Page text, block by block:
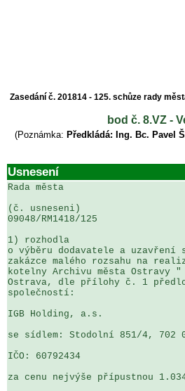
Zasedání č. 201814 - 125. schůze rady
bod č. 8.VZ -
(Poznámka: Předkládá: Ing. Bc. Pavel
Usnesení
Rada města
(č. usneseni)
09048/RM1418/125
1) rozhodla
o výběru dodavatele a uzavření
zakázce malého rozsahu na
kotelny Archivu města Ostravy
Ostrava, dle přílohy č. 1
společností:
IGB Holding, a.s.
se sídlem: Stodolní 851/4, 702
IČO: 60792434
za cenu nejvýše přípustnou